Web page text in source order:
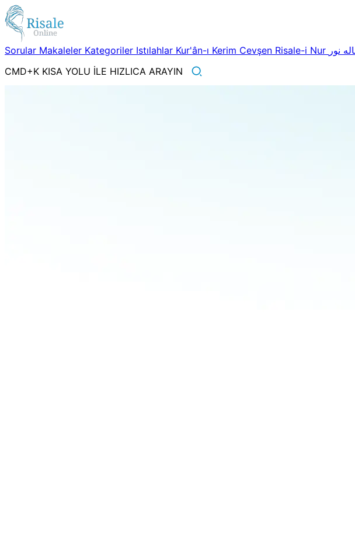
Sorular Makaleler Kategoriler Istılahlar Kur'ân-ı Kerim Cevşen Risale-i Nur
CMD+K KISA YOLU İLE HIZLICA ARAYIN